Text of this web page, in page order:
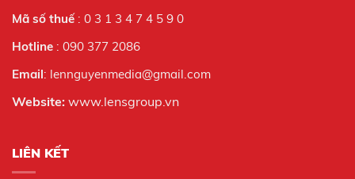
Mã số thuế : 0 3 1 3 4 7 4 5 9 0
Hotline : 090 377 2086
Email: lennguyenmedia@gmail.com
Website: www.lensgroup.vn
LIÊN KẾT